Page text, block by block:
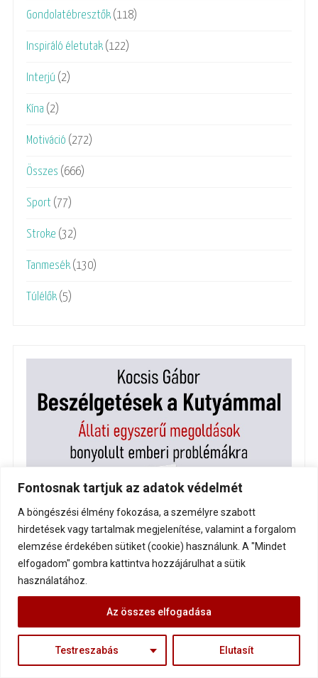
Fontosnak tartjuk az adatok védelmét
A böngészési élmény fokozása, a személyre szabott
hirdetések vagy tartalmak megjelenítése, valamint a forgalom
elemzése érdekében sütiket (cookie) használunk. A "Mindet
elfogadom" gombra kattintva hozzájárulhat a sütik
használatához.
Testreszabás Elutasít
Az összes elfogadása
Gondolatébresztők (118)
Inspiráló életutak (122)
Interjú (2)
Kína (2)
Motiváció (272)
Összes (666)
Sport (77)
Stroke (32)
Tanmesék (130)
Túlélők (5)